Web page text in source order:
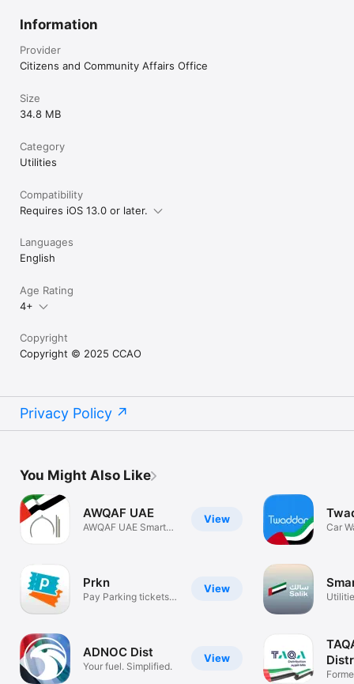
Information
Provider
Citizens and Community Affairs Office
Size
34.8 MB
Category
Utilities
Compatibility
Requires iOS 13.0 or later.
Languages
English
Age Rating
4+
Copyright
Copyright © 2025 CCAO
Privacy Policy
You Might Also Like
View
AWQAF UAE
AWQAF UAE Smart
View
Prkn
Pay Parking tickets
View
ADNOC Dist
Your fuel. Simplified.
Car